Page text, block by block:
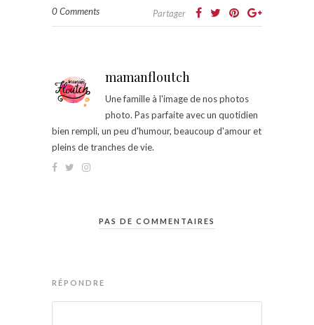
0 Comments Partager
mamanfloutch
Une famille à l'image de nos photos
photo. Pas parfaite avec un quotidien
bien rempli, un peu d'humour, beaucoup d'amour et
pleins de tranches de vie.
PAS DE COMMENTAIRES
RÉPONDRE